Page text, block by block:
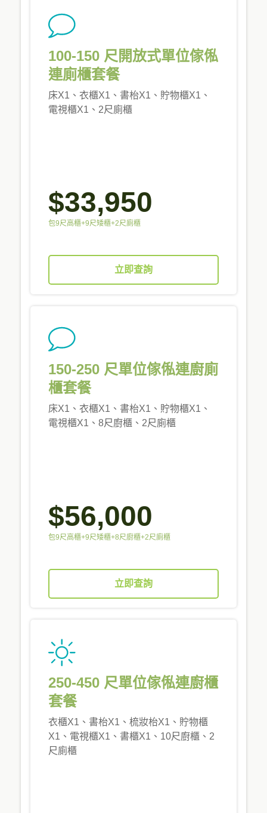
100-150 尺開放式單位傢俬
連廁櫃套餐
床X1、衣櫃X1、書枱X1、貯物櫃X1、
電視櫃X1、2尺廁櫃
$33,950
包9尺高櫃+9尺矮櫃+2尺廁櫃
立即查詢
150-250 尺單位傢俬連廚廁
櫃套餐
床X1、衣櫃X1、書枱X1、貯物櫃X1、
電視櫃X1、8尺廚櫃、2尺廁櫃
$56,000
包9尺高櫃+9尺矮櫃+8尺廚櫃+2尺廁櫃
立即查詢
250-450 尺單位傢俬連廚櫃
套餐
衣櫃X1、書枱X1、梳妝枱X1、貯物櫃
X1、電視櫃X1、書櫃X1、10尺廚櫃、2
尺廁櫃